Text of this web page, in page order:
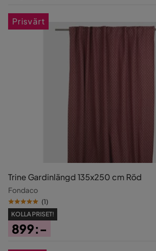
Trine Gardinlängd 135x250 cm Röd
Fondaco
(1)
KOLLA PRISET!
899:-
Prisvärt